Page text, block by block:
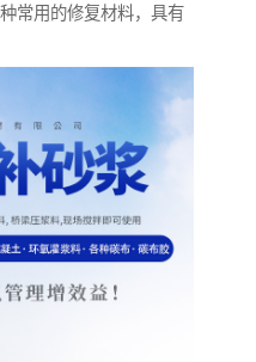
常用的修复材料，具有